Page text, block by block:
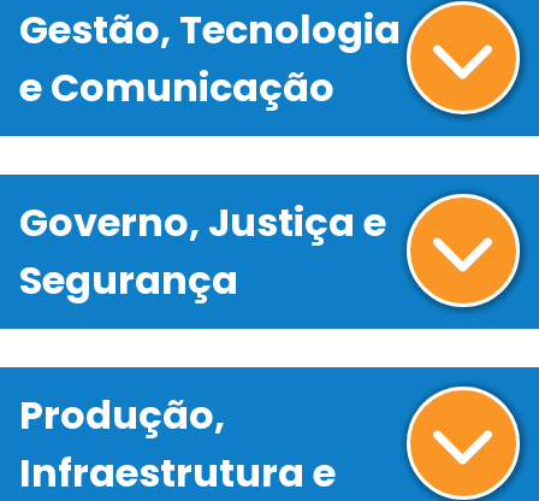
Gestão, Tecnologia
e Comunicação
Governo, Justiça e
Segurança
Produção,
Infraestrutura e